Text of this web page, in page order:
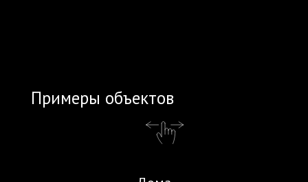
Примеры объектов